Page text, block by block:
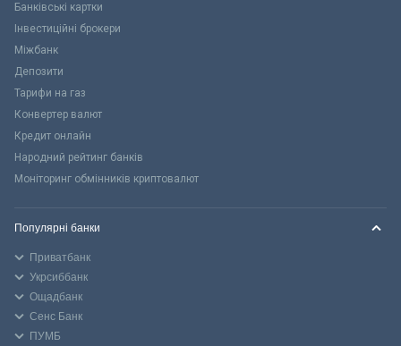
Банківські картки
Інвестиційні брокери
Міжбанк
Депозити
Тарифи на газ
Конвертер валют
Кредит онлайн
Народний рейтинг банків
Моніторинг обмінників криптовалют
Популярні банки
Приватбанк
Укрсиббанк
Ощадбанк
Сенс Банк
ПУМБ